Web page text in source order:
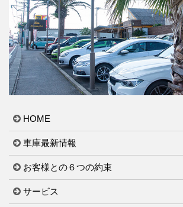
HOME
車庫最新情報
お客様との６つの約束
サービス